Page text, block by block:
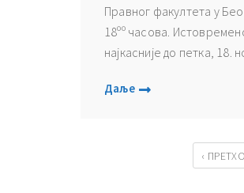
Правног факултета у
18ºº часова.
најкасније до петка, 18.
Даље
‹